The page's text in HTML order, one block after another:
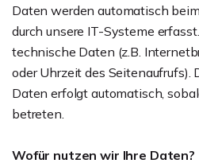
Daten werden automatisch
durch unsere IT-Systeme
technische Daten (z.B.
oder Uhrzeit des Seitenaufrufs).
Daten erfolgt automatisch,
betreten.
Wofür nutzen wir Ihre Daten?